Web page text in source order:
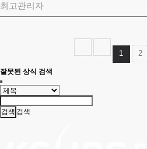
최고관리자
1 2
잘못된 상식 검색
검색